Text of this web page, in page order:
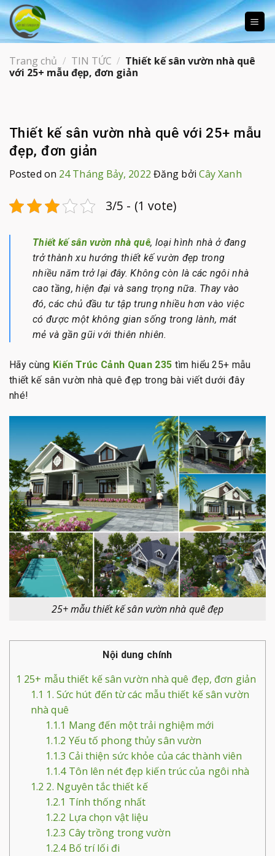
Skip
to
content
Trang chủ / TIN TỨC / Thiết kế sân vườn nhà quê
với 25+ mẫu đẹp, đơn giản
Thiết kế sân vườn nhà quê với 25+ mẫu
đẹp, đơn giản
Posted on 24 Tháng Bảy, 2022 Đăng bởi Cây Xanh
3/5 - (1 vote)
Thiết kế sân vườn nhà quê, loại hình nhà ở đang
trở thành xu hướng thiết kế vườn đẹp trong
nhiều năm trở lại đây. Không còn là các ngôi nhà
cao tầng, hiện đại và sang trọng nữa. Thay vào
đó, các chủ đầu tư tập trung nhiều hơn vào việc
có được một không gian sống trong lành, mát
mẻ và gần gũi với thiên nhiên.
Hãy cùng Kiến Trúc Cảnh Quan 235 tìm hiểu 25+ mẫu
thiết kế sân vườn nhà quê đẹp trong bài viết dưới đây
nhé!
25+ mẫu thiết kế sân vườn nhà quê đẹp
Nội dung chính
1 25+ mẫu thiết kế sân vườn nhà quê đẹp, đơn giản
1.1 1. Sức hút đến từ các mẫu thiết kế sân vườn
nhà quê
1.1.1 Mang đến một trải nghiệm mới
1.1.2 Yếu tố phong thủy sân vườn
1.1.3 Cải thiện sức khỏe của các thành viên
1.1.4Tôn lên nét đẹp kiến trúc của ngôi nhà
1.2 2. Nguyên tắc thiết kế
1.2.1 Tính thống nhất
1.2.2 Lựa chọn vật liệu
1.2.3 Cây trồng trong vườn
1.2.4Bố trí lối đi